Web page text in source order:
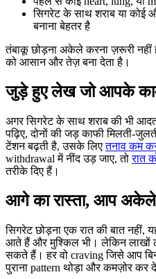
सिगरेट के साथ शराब या कोई
बनाना बेहतर है
तंबाकू छोड़ना अकेले करना ज़रूरी
को आसान और तेज़ बना देता है।
जुड़े हुए लेख जो आपके
अगर सिगरेट के साथ शराब की भी
पढ़िए, दोनों की जड़ काफी मिलती-
टेंशन बढ़ती है, उसके लिएतनाव कम
withdrawal में नींद उड़ जाए, तोरात
तरीके दिए हैं।
आगे का रास्ता, आप अकेले
सिगरेट छोड़ना एक रात की बात नहीं,
आते हैं और मुश्किल भी। लेकिन
सकते हैं। हर वो craving जिसे आप
पुराना pattern थोड़ा और कमज़ोर कर